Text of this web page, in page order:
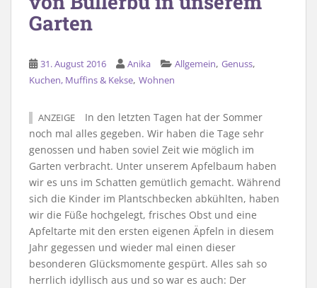
Garten
31. August 2016 Anika Allgemein, Genuss,
Kuchen, Muffins & Kekse, Wohnen
ANZEIGE
In den letzten Tagen hat der Sommer
noch mal alles gegeben. Wir haben die Tage sehr
genossen und haben soviel Zeit wie möglich im
Garten verbracht. Unter unserem Apfelbaum haben
wir es uns im Schatten gemütlich gemacht. Während
sich die Kinder im Plantschbecken abkühlten, haben
wir die Füße hochgelegt, frisches Obst und eine
Apfeltarte mit den ersten eigenen Äpfeln in diesem
Jahr gegessen und wieder mal einen dieser
besonderen Glücksmomente gespürt. Alles sah so
herrlich idyllisch aus und so war es auch: Der